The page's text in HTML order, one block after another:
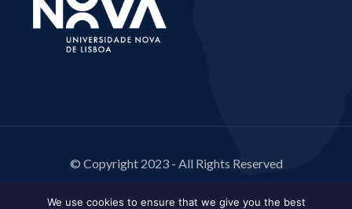
© Copyright 2023 - All Rights Reserved
We use cookies to ensure that we give you the best